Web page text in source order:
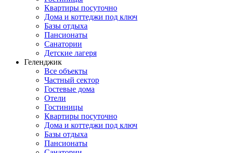
Квартиры посуточно
Дома и коттеджи под ключ
Базы отдыха
Пансионаты
Санатории
Детские лагеря
Геленджик
Все объекты
Частный сектор
Гостевые дома
Отели
Гостиницы
Квартиры посуточно
Дома и коттеджи под ключ
Базы отдыха
Пансионаты